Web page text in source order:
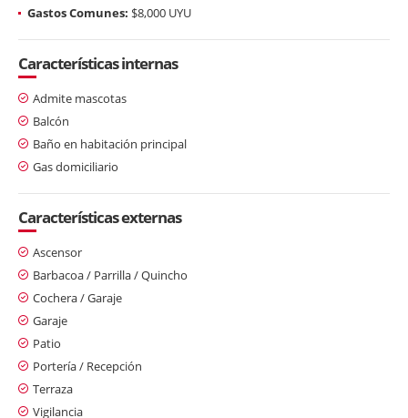
Gastos Comunes: $8,000 UYU
Características internas
Admite mascotas
Balcón
Baño en habitación principal
Gas domiciliario
Características externas
Ascensor
Barbacoa / Parrilla / Quincho
Cochera / Garaje
Garaje
Patio
Portería / Recepción
Terraza
Vigilancia